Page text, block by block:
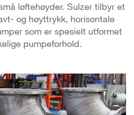
løftehøyder. Sulzer tilbyr et
og høyttrykk, horisontale
som er spesielt utformet
pumpeforhold.